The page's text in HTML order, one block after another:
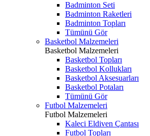
Badminton Seti
Badminton Raketleri
Badminton Topları
Tümünü Gör
Basketbol Malzemeleri
Basketbol Malzemeleri
Basketbol Topları
Basketbol Kollukları
Basketbol Aksesuarları
Basketbol Potaları
Tümünü Gör
Futbol Malzemeleri
Futbol Malzemeleri
Kaleci Eldiven Çantası
Futbol Topları